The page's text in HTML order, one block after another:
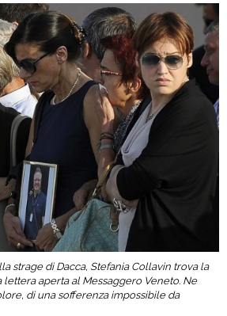
strage di Dacca, Stefania Collavin trova la
aperta al Messaggero Veneto. Ne
di una sofferenza impossibile da